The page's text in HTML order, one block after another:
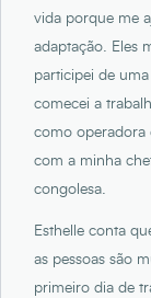
vida porque me
adaptação. Eles
participei de
comecei a
como operadora
com a minha
congolesa.
Esthelle conta
as pessoas são
primeiro dia de